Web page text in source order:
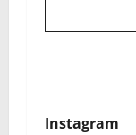
Instagram